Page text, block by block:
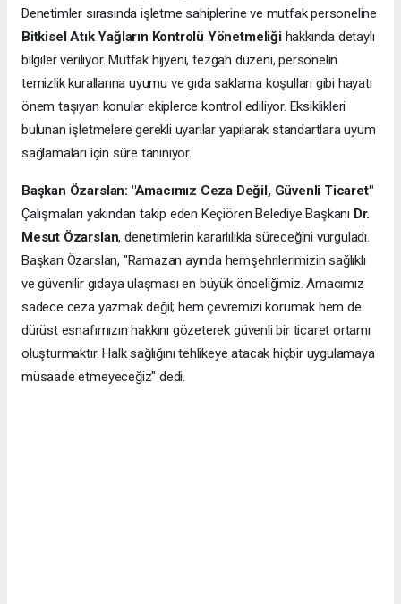
Denetimler sırasında işletme sahiplerine ve mutfak personeline
Bitkisel Atık Yağların Kontrolü Yönetmeliğihakkında detaylı
bilgiler veriliyor. Mutfak hijyeni, tezgah düzeni, personelin
temizlik kurallarına uyumu ve gıda saklama koşulları gibi hayati
önem taşıyan konular ekiplerce kontrol ediliyor. Eksiklikleri
bulunan işletmelere gerekli uyarılar yapılarak standartlara uyum
sağlamaları için süre tanınıyor.
Başkan Özarslan: "Amacımız Ceza Değil, Güvenli Ticaret"
Çalışmaları yakından takip eden Keçiören Belediye Başkanı Dr.
Mesut Özarslan, denetimlerin kararlılıkla süreceğini vurguladı.
Başkan Özarslan, "Ramazan ayında hemşehrilerimizin sağlıklı
ve güvenilir gıdaya ulaşması en büyük önceliğimiz. Amacımız
sadece ceza yazmak değil; hem çevremizi korumak hem de
dürüst esnafımızın hakkını gözeterek güvenli bir ticaret ortamı
oluşturmaktır. Halk sağlığını tehlikeye atacak hiçbir uygulamaya
müsaade etmeyeceğiz" dedi.